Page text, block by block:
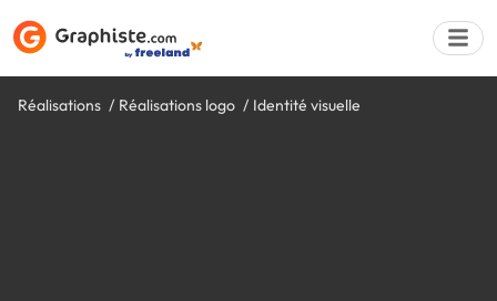
Réalisations Réalisations logo Identité visuelle